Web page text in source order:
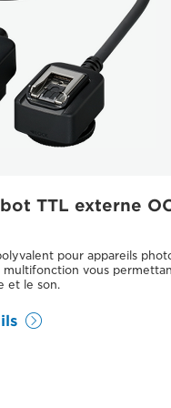
TTL externe
pour appareils
multifonction vous
et le son.